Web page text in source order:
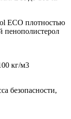
ECO плотностью
пенополистерол
кг/м3
безопасности,